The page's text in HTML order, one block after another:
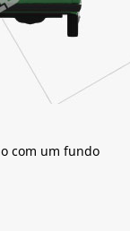
com um fundo